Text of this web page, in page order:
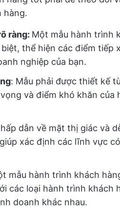
hàng.
ràng: Một mẫu hành trình
thể hiện các điểm tiếp
nghiệp của bạn.
: Mẫu phải được thiết kế
và điểm khó khăn của
dẫn về mặt thị giác và
xác định các lĩnh vực
mẫu hành trình khách
các loại hành trình khách
doanh khác nhau.